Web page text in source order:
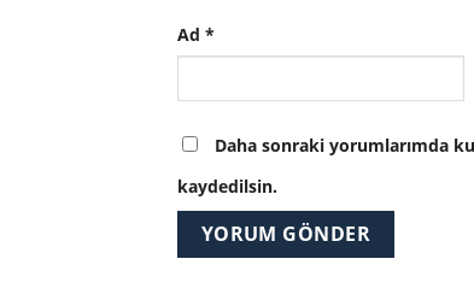
Ad *
Daha sonraki yorumlarımda
kaydedilsin.